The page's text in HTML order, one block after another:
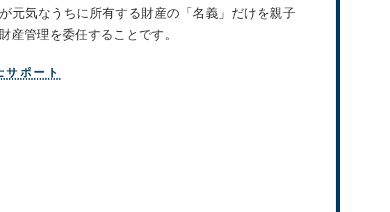
元気なうちに所有する財産の「名義」だけを親子
産管理を委任することです。
サポート